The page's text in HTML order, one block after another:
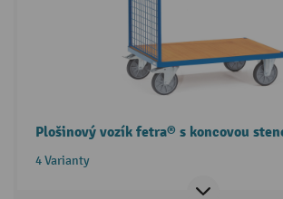
Plošinový vozík fetra® s koncovou
4 Varianty